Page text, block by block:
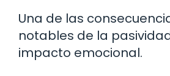
Una de las
notables de la
impacto emocional.